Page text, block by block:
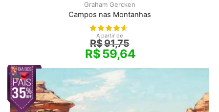
Graham Gercken
Campos nas Montanhas
A partir de
R$91,75
R$59,64